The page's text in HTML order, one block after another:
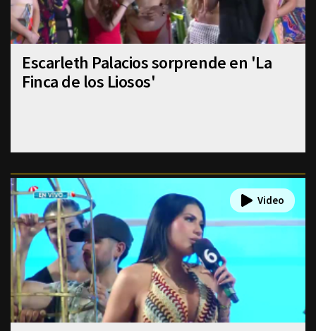
Escarleth Palacios sorprende en 'La
Finca de los Liosos'